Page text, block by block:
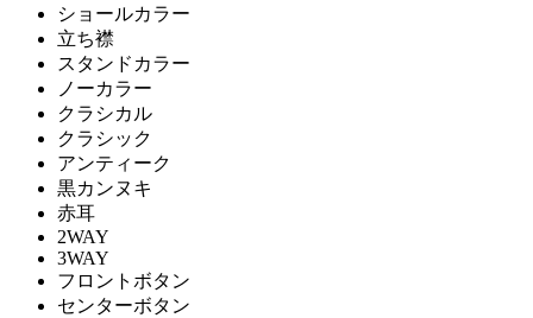
ショールカラー
立ち襟
スタンドカラー
ノーカラー
クラシカル
クラシック
アンティーク
黒カンヌキ
赤耳
2WAY
3WAY
フロントボタン
センターボタン